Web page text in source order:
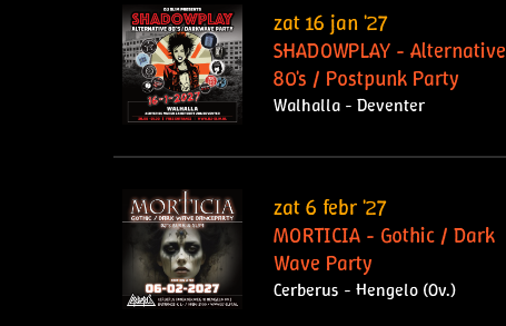
zat 16 jan '27
SHADOWPLAY - Alternative
80's / Postpunk Party
Walhalla - Deventer
zat 6 febr '27
MORTICIA - Gothic / Dark
Wave Party
Cerberus - Hengelo (Ov.)